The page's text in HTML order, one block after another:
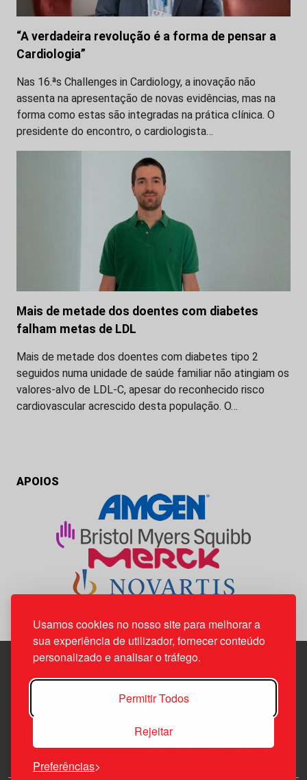
Usamos cookies no nosso site para melhorar a
sua experiência de utilizador, fornecer conteúdo
personalizado e analisar o tráfego.
Permitir Todos
Rejeitar
Preferências
“A verdadeira revolução é a forma de pensar a
Cardiologia”
Nas 16.ªs Challenges in Cardiology, a inovação não
assenta na apresentação de novas evidências, mas na
forma como estas são integradas na prática clínica. O
presidente do encontro, o cardiologista…
Mais de metade dos doentes com diabetes
falham metas de LDL
Mais de metade dos doentes com diabetes tipo 2
seguidos numa unidade de saúde familiar não atingiam os
valores-alvo de LDL-C, apesar do reconhecido risco
cardiovascular acrescido desta população. O…
APOIOS
Edif. Lisboa Oriente | Av. Infante D. Henrique, n.º 333H, esc.
1800-282 Lisboa | Portugal